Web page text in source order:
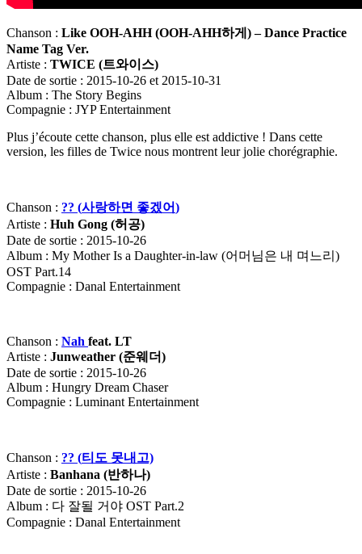
Chanson : Like OOH-AHH (OOH-AHH하게 ) – Dance Practice
Name Tag Ver.
Artiste : TWICE (트와이스)
Date de sortie : 2015-10-26 et 2015-10-31
Album : The Story Begins
Compagnie : JYP Entertainment
Plus j’écoute cette chanson, plus elle est addictive ! Dans cette
version, les filles de Twice nous montrent leur jolie chorégraphie.
Chanson : ?? (사랑하면 좋겠어)
Artiste : Huh Gong (허공)
Date de sortie : 2015-10-26
Album : My Mother Is a Daughter-in-law (어머님은 내 며느리)
OST Part.14
Compagnie : Danal Entertainment
Chanson : Nah feat. LT
Artiste : Junweather (준웨더)
Date de sortie : 2015-10-26
Album : Hungry Dream Chaser
Compagnie : Luminant Entertainment
Chanson : ?? (티도 못내고)
Artiste : Banhana (반하나)
Date de sortie : 2015-10-26
Album : 다 잘될 거야 OST Part.2
Compagnie : Danal Entertainment